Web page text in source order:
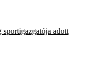
adott